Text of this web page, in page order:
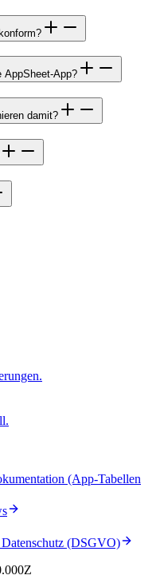
AppSheet-App?
damit?
(App-Tabellen
(DSGVO)